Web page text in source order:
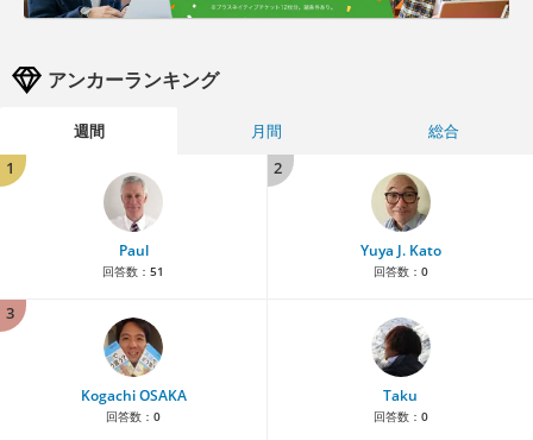
アンカーランキング
週間 月間
総合
1
Paul
回答数： 51
2
Yuya J. Kato
回答数： 0
3
Kogachi OSAKA
回答数： 0
Taku
回答数： 0